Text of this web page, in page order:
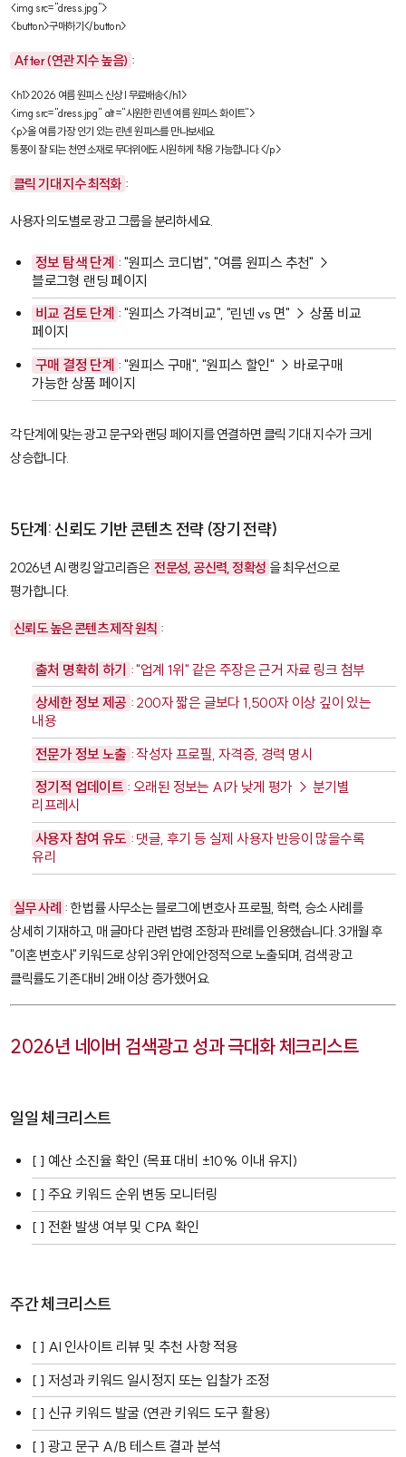
<img src="dress.jpg">
<button>구매하기</button>
After (연관 지수 높음) :
<h1>2026 여름 원피스 신상 | 무료배송</h1>
<img src="dress.jpg" alt="시원한 린넨 여름 원피스 화이트">
<p>올 여름 가장 인기 있는 린넨 원피스를 만나보세요.
통풍이 잘 되는 천연 소재로 무더위에도 시원하게 착용 가능합니다.</p>
클릭 기대 지수 최적화 :
사용자 의도별로 광고 그룹을 분리하세요.
정보 탐색 단계 : "원피스 코디법", "여름 원피스 추천" →
블로그형 랜딩 페이지
비교 검토 단계 : "원피스 가격비교", "린넨 vs 면" → 상품 비교
페이지
구매 결정 단계 : "원피스 구매", "원피스 할인" → 바로구매
가능한 상품 페이지
각 단계에 맞는 광고 문구와 랜딩 페이지를 연결하면 클릭 기대 지수가 크게
상승합니다.
5단계: 신뢰도 기반 콘텐츠 전략 (장기 전략)
2026년 AI 랭킹 알고리즘은 전문성, 공신력, 정확성 을 최우선으로
평가합니다.
신뢰도 높은 콘텐츠 제작 원칙 :
출처 명확히 하기 : "업계 1위" 같은 주장은 근거 자료 링크 첨부
상세한 정보 제공 : 200자 짧은 글보다 1,500자 이상 깊이 있는
내용
전문가 정보 노출 : 작성자 프로필, 자격증, 경력 명시
정기적 업데이트 : 오래된 정보는 AI가 낮게 평가 → 분기별
리프레시
사용자 참여 유도 : 댓글, 후기 등 실제 사용자 반응이 많을수록
유리
실무 사례 : 한 법률 사무소는 블로그에 변호사 프로필, 학력, 승소 사례를
상세히 기재하고, 매 글마다 관련 법령 조항과 판례를 인용했습니다. 3개월 후
"이혼 변호사" 키워드로 상위 3위 안에 안정적으로 노출되며, 검색 광고
클릭률도 기존 대비 2배 이상 증가했어요.
2026년 네이버 검색광고 성과 극대화 체크리스트
일일 체크리스트
[ ] 예산 소진율 확인 (목표 대비 ±10% 이내 유지)
[ ] 주요 키워드 순위 변동 모니터링
[ ] 전환 발생 여부 및 CPA 확인
주간 체크리스트
[ ] AI 인사이트 리뷰 및 추천 사항 적용
[ ] 저성과 키워드 일시정지 또는 입찰가 조정
[ ] 신규 키워드 발굴 (연관 키워드 도구 활용)
[ ] 광고 문구 A/B 테스트 결과 분석